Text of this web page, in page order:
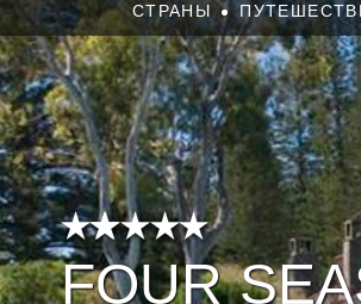
СТРАНЫ
FOUR